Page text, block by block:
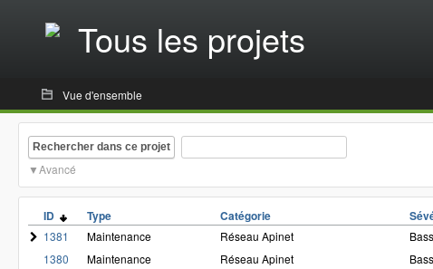
Tous les projets
Vue d'ensemble
Rechercher dans ce projet
Avancé
ID Type Catégorie
1381 Maintenance Réseau Apinet
1380 Maintenance Réseau Apinet